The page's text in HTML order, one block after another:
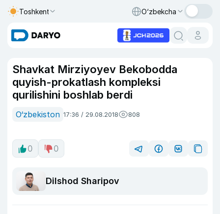
Toshkent O‘zbekcha
Shavkat Mirziyoyev Bekobodda
quyish-prokatlash kompleksi
qurilishini boshlab berdi
O‘zbekiston 17:36 / 29.08.2018 808
0 0
Dilshod Sharipov